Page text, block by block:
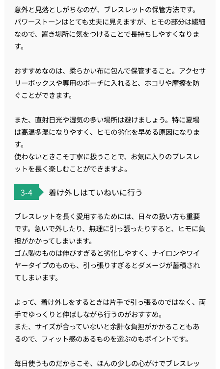
意外と見落としがちなのが、ブレスレットの保管方法です。
パワーストーンはとても丈夫に見えますが、ヒモの部分は繊細
なので、置き場所に気をつけることで長持ちしやすくなりま
す。
おすすめなのは、柔らかい布に包んで保管すること。アクセサ
リーボックスや専用のポーチに入れると、ホコリや摩擦を防
ぐことができます。
また、直射日光や湿気の多い場所は避けましょう。特に夏場
は高温多湿になりやすく、ヒモの劣化を早める原因になりま
す。
使わないときこそ丁寧に扱うことで、お気に入りのブレスレ
ットを長く楽しむことができますよ。
3-4 着け外しはていねいに行う
ブレスレットを長く愛用するためには、日々の扱い方も重要
です。急いで外したり、無理に引っ張ったりすると、ヒモに負
担がかかってしまいます。
ゴム製のものは伸びすぎると劣化しやすく、ナイロンやワイ
ヤータイプのものも、引っ張りすぎるとダメージが蓄積され
てしまいます。
よって、着け外しをするときは片手で引っ張るのではなく、両
手でゆっくりと伸ばしながら行うのがおすすめ。
また、サイズが合っていないと余計な負担がかかることもあ
るので、フィット感のあるものを選ぶのもポイントです。
毎日使うものだからこそ、ほんの少しの心がけでブレスレッ